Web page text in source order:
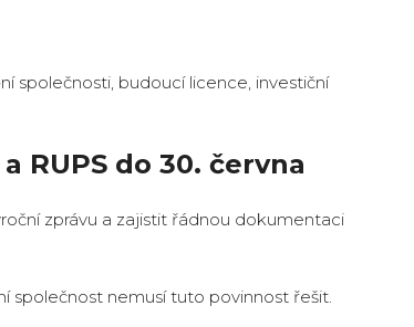
společnosti, budoucí licence, investiční
RUPS do 30. června
zprávu a zajistit řádnou dokumentaci
společnost nemusí tuto povinnost řešit.